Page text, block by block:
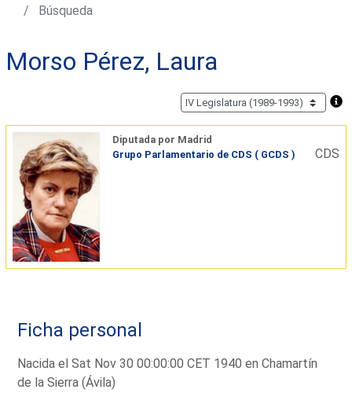
Búsqueda
Morso Pérez, Laura
Diputada por Madrid
Grupo Parlamentario de CDS ( GCDS )
CDS
Ficha personal
Nacida el Sat Nov 30 00:00:00 CET 1940 en Chamartín
de la Sierra (Ávila)